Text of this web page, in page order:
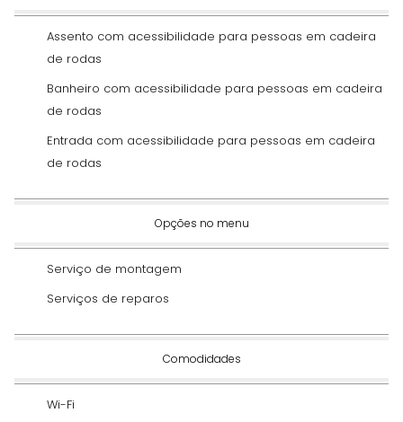
Assento com acessibilidade para pessoas em cadeira
de rodas
Banheiro com acessibilidade para pessoas em cadeira
de rodas
Entrada com acessibilidade para pessoas em cadeira
de rodas
Opções no menu
Serviço de montagem
Serviços de reparos
Comodidades
Wi-Fi